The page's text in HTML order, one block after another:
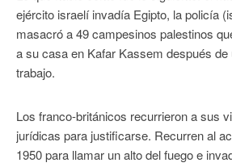
ejército israelí invadía Egipto, la policía
masacró a 49 campesinos palestinos
a su casa en Kafar Kassem después de
trabajo.
Los franco-británicos recurrieron a sus
jurídicas para justificarse. Recurren al
1950 para llamar un alto del fuego e